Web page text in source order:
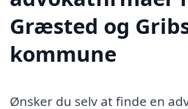
Græsted og
kommune
Ønsker du selv at finde en